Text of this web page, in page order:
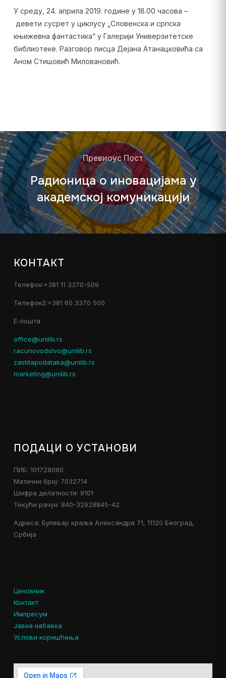
У среду, 24. априла 2019. године у 18.00 часова –
девети сусрет у циклусу „Словенска и српска
књижевна фантастика“ у Галерији Универзитетске
библиотеке. Разговор писца Дејана Атанацковића са
Аном Стишовић Миловановић.
Превиоус Пост
Радионица о иновацијама у
академској комуникацији
КОНТАКТ
Телефон:+381 11 3370-509
Телефон2:+381 60 3370 500
Е-пошта
office@unilib.rs
racunovodstvo@unilib.rs
zastitapodataka@unilib.rs
marketing@unilib.rs
ПОДАЦИ О УСТАНОВИ
ПИБ: 101728060
Матични број: 7032714
Шифра делатности: 9101
Текући рачун: 840-32928845-42
Адреса: Булевар краља Александра 71, 11120 Београд,
Србија
Ценовник
Контакт
Импресум
Јавна набавка
Услови коришћења